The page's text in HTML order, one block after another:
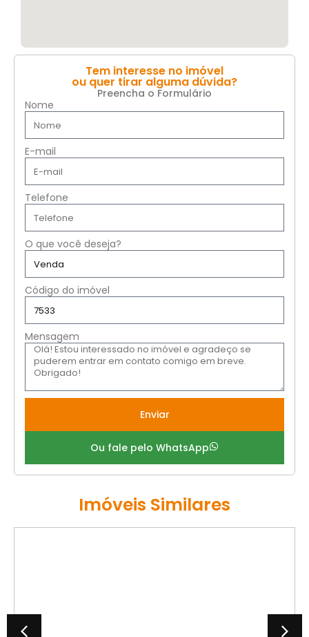
Tem interesse no imóvel
ou quer tirar alguma dúvida?
Preencha o Formulário
Nome
E-mail
Telefone
O que você deseja?
Código do imóvel
Mensagem
Enviar
Ou fale pelo WhatsApp
Imóveis Similares